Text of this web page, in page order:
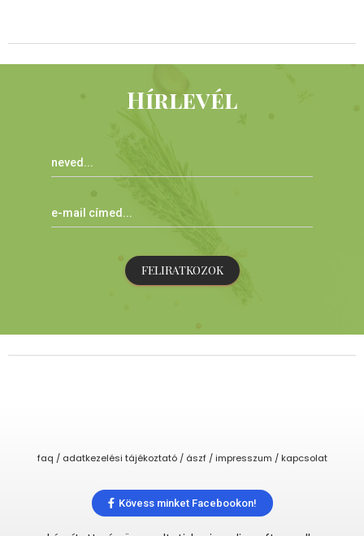
Hírlevél
FELIRATKOZOK
faq / adatkezelési tájékoztató / ászf / impresszum / kapcsolat
Kövess minket Facebookon!